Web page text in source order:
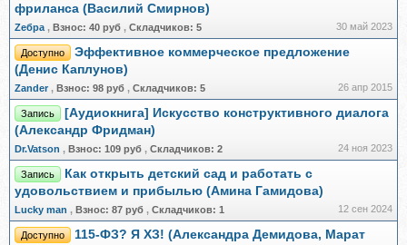
фриланса (Василий Смирнов)
Zебра , Взнос: 40 руб , Складчиков: 5 30 май 2023
Доступно
Эффективное коммерческое предложение
(Денис Каплунов)
Zander, Взнос: 98 руб , Складчиков: 5 26 апр 2015
Запись
[Аудиокнига] Искусство конструктивного диалога
(Александр Фридман)
Dr.Vatson , Взнос: 109 руб , Складчиков: 2 24 ноя 2023
Запись
Как открыть детский сад и работать с
удовольствием и прибылью (Амина Гамидова)
Lucky man , Взнос: 87 руб , Складчиков: 1 12 сен 2024
Доступно
115-ФЗ? Я ХЗ! (Александра Демидова, Марат